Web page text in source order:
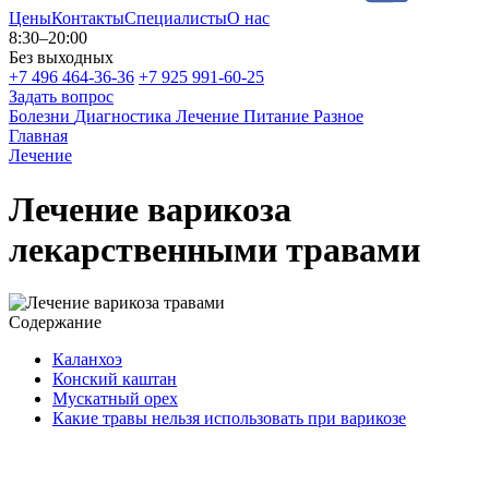
ЦеныКонтактыСпециалистыО нас
8:30–20:00
Без выходных
+7 496 464-36-36 +7 925 991-60-25
Задать вопрос
Болезни Диагностика Лечение Питание Разное
Главная
Лечение
Лечение варикоза
лекарственными травами
Содержание
Каланхоэ
Конский каштан
Мускатный орех
Какие травы нельзя использовать при варикозе